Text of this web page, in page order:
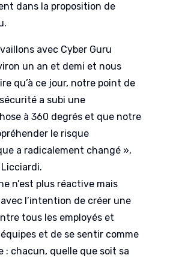
dans la proposition de
avec Cyber Guru
un an et demi et nous
qu’à ce jour, notre point de
a subi une
à 360 degrés et que notre
le risque
a radicalement changé »,
n’est plus réactive mais
l’intention de créer une
tous les employés et
et de se sentir comme
: chacun, quelle que soit sa